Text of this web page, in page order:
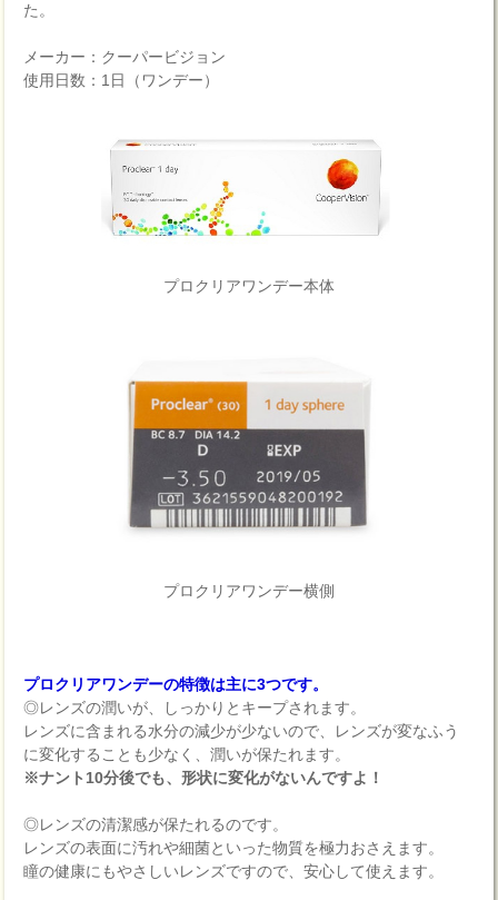
た。
メーカー：クーパービジョン
使用日数：1日（ワンデー）
プロクリアワンデー本体
プロクリアワンデー横側
プロクリアワンデーの特徴は主に3つです。
◎レンズの潤いが、しっかりとキープされます。
レンズに含まれる水分の減少が少ないので、レンズが変なふう
に変化することも少なく、潤いが保たれます。
※ナント10分後でも、形状に変化がないんですよ！
◎レンズの清潔感が保たれるのです。
レンズの表面に汚れや細菌といった物質を極力おさえます。
瞳の健康にもやさしいレンズですので、安心して使えます。